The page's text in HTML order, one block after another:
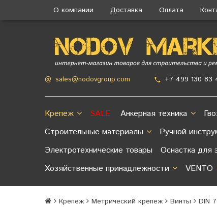
О компании Доставка Оплата
@ sales@nodovgroup.com +7 499 130 83
Крепеж SALE Анкерная техника
Строительные материалы
Ручной
Электротехнические товары
Оснастка для
Хозяйственные принадлежности
VENTO
Крепеж Метрический крепеж Винты DIN